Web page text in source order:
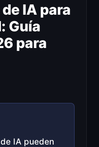
IA para
Guía
para
IA pueden